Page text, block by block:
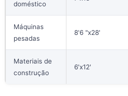
doméstico
Máquinas
pesadas
8'6 "x28'
Materiais de
construção
6'x12'